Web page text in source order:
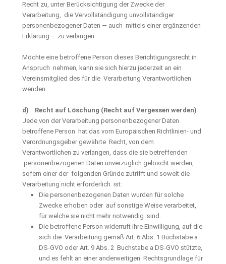
Recht zu, unter Berücksichtigung der Zwecke der
Verarbeitung, die Vervollständigung unvollständiger
personenbezogener Daten — auch mittels einer ergänzenden
Erklärung — zu verlangen.
Möchte eine betroffene Person dieses Berichtigungsrecht in
Anspruch nehmen, kann sie sich hierzu jederzeit an ein
Vereinsmitglied des für die Verarbeitung Verantwortlichen
wenden.
d) Recht auf Löschung (Recht auf Vergessen werden)
Jede von der Verarbeitung personenbezogener Daten
betroffene Person hat das vom Europäischen Richtlinien- und
Verordnungsgeber gewährte Recht, von dem
Verantwortlichen zu verlangen, dass die sie betreffenden
personenbezogenen Daten unverzüglich gelöscht werden,
sofern einer der folgenden Gründe zutrifft und soweit die
Verarbeitung nicht erforderlich ist:
Die personenbezogenen Daten wurden für solche
Zwecke erhoben oder auf sonstige Weise verarbeitet,
für welche sie nicht mehr notwendig sind.
Die betroffene Person widerruft ihre Einwilligung, auf die
sich die Verarbeitung gemäß Art. 6 Abs. 1 Buchstabe a
DS-GVO oder Art. 9 Abs. 2 Buchstabe a DS-GVO stützte,
und es fehlt an einer anderweitigen Rechtsgrundlage für